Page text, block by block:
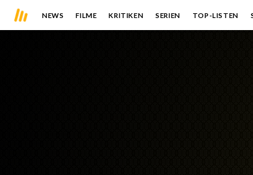
NEWS FILME KRITIKEN SERIEN TOP-LISTEN